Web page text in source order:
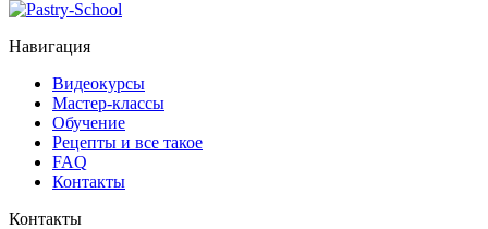
Навигация
Видеокурсы
Мастер-классы
Обучение
Рецепты и все такое
FAQ
Контакты
Контакты